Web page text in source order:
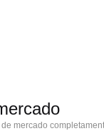
mercado